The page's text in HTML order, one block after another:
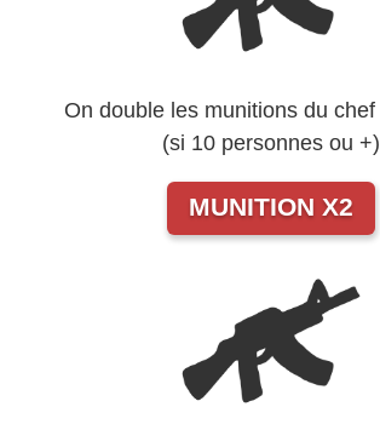
On double les munitions du
(si 10 personnes ou +)
MUNITION X2